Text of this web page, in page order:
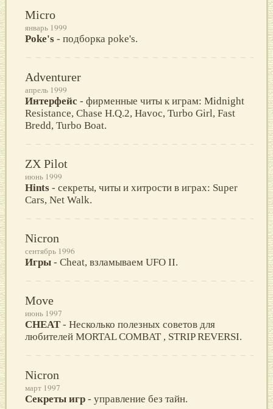
Micro
январь 1999
Poke's - подборка poke's.
Adventurer
апрель 1999
Интерфейс - фирменные читы к играм: Midnight
Resistance, Chase H.Q.2, Havoc, Turbo Girl, Fast
Bredd, Turbo Boat.
ZX Pilot
июнь 1999
Hints - секреты, читы и хитрости в играх: Super
Cars, Net Walk.
Nicron
сентябрь 1996
Игры - Cheat, взламываем UFO II.
Move
июнь 1997
CHEAT - Несколько полезных советов для
любителей MORTAL COMBAT , STRIP REVERSI.
Nicron
март 1997
Секреты игр - управление без тайн.